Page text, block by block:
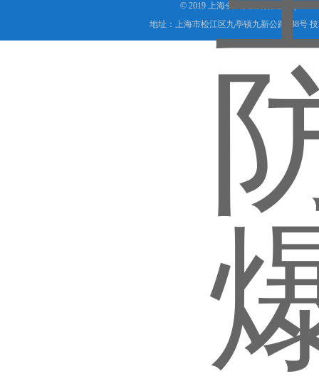
© 2019 上海全风实业有限公司
地址：上海市松江区九亭镇九新公路338号